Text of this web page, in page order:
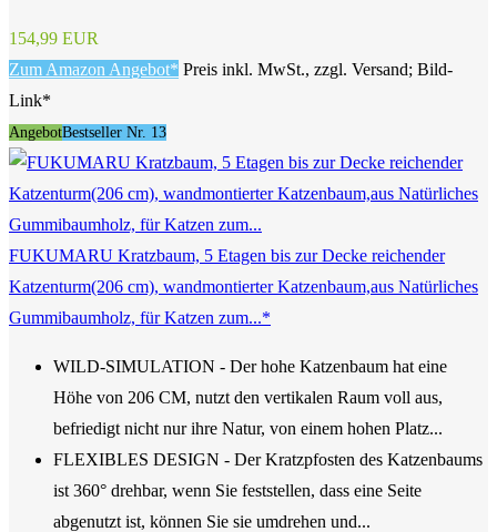
154,99 EUR
Zum Amazon Angebot* Preis inkl. MwSt., zzgl. Versand; Bild-
Link*
AngebotBestseller Nr. 13
FUKUMARU Kratzbaum, 5 Etagen bis zur Decke reichender
Katzenturm(206 cm), wandmontierter Katzenbaum,aus Natürliches
Gummibaumholz, für Katzen zum...*
WILD-SIMULATION - Der hohe Katzenbaum hat eine
Höhe von 206 CM, nutzt den vertikalen Raum voll aus,
befriedigt nicht nur ihre Natur, von einem hohen Platz...
FLEXIBLES DESIGN - Der Kratzpfosten des Katzenbaums
ist 360° drehbar, wenn Sie feststellen, dass eine Seite
abgenutzt ist, können Sie sie umdrehen und...